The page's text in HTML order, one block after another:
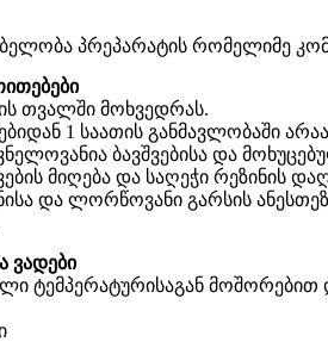
პრეპარატის რომელიმე
თვალში მოხვედრას.
1 საათის განმავლობაში
ბავშვებისა და
მიღება და საღეჭი რეზინის
და ლორწოვანი გარსის
ვადები
ტემპერატურისაგან მოშორებით